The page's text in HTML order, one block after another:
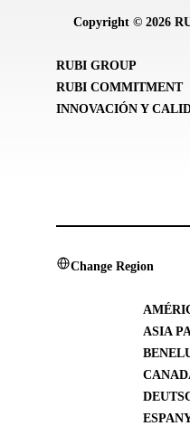
Copyright © 2026
RUBI GROUP
RUBI COMMITMENT
INNOVACIÓN Y
Change Region
ASIA